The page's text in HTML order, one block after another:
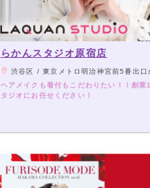
らかんスタジオ原宿店
渋谷区 / 東京メトロ明治神宮前5番出口
ヘアメイクも着付もこだわりたい！！創業
タジオにお任せください！